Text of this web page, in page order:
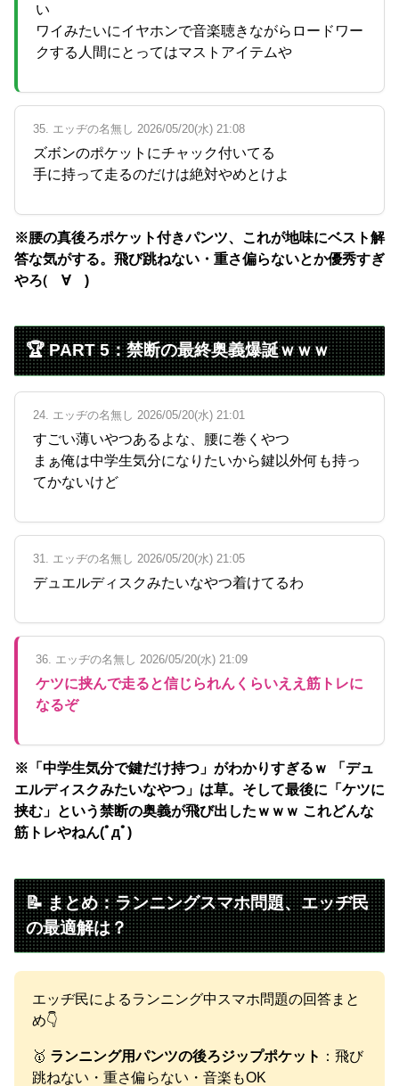
い
ワイみたいにイヤホンで音楽聴きながらロードワー
クする人間にとってはマストアイテムや
35. エッヂの名無し 2026/05/20(水) 21:08
ズボンのポケットにチャック付いてる
手に持って走るのだけは絶対やめとけよ
※腰の真後ろポケット付きパンツ、これが地味にベスト解
答な気がする。飛び跳ねない・重さ偏らないとか優秀すぎ
やろ(゚∀゚)
🏆 PART 5：禁断の最終奥義爆誕ｗｗｗ
24. エッヂの名無し 2026/05/20(水) 21:01
すごい薄いやつあるよな、腰に巻くやつ
まぁ俺は中学生気分になりたいから鍵以外何も持っ
てかないけど
31. エッヂの名無し 2026/05/20(水) 21:05
デュエルディスクみたいなやつ着けてるわ
36. エッヂの名無し 2026/05/20(水) 21:09
ケツに挟んで走ると信じられんくらいええ筋トレに
なるぞ
※「中学生気分で鍵だけ持つ」がわかりすぎるｗ 「デュ
エルディスクみたいなやつ」は草。そして最後に「ケツに
挟む」という禁断の奥義が飛び出したｗｗｗ これどんな
筋トレやねん(ﾟдﾟ)
📝 まとめ：ランニングスマホ問題、エッヂ民
の最適解は？
エッヂ民によるランニング中スマホ問題の回答まと
め👇
🥇 ランニング用パンツの後ろジップポケット ：飛び
跳ねない・重さ偏らない・音楽もOK